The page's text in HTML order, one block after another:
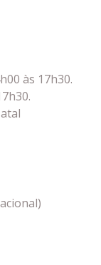
às 17h30.